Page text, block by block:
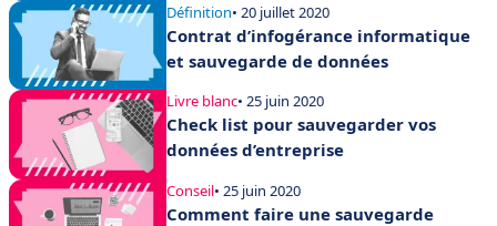
Définition• 20 juillet 2020
Contrat d’infogérance informatique
et sauvegarde de données
Livre blanc• 25 juin 2020
Check list pour sauvegarder vos
données d’entreprise
Conseil• 25 juin 2020
Comment faire une sauvegarde